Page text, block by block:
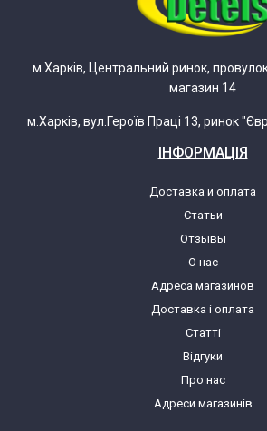
м.Харків, Центральний ринок, провулок
магазин 14
м.Харків, вул.Героїв Праці 13, ринок
ІНФОРМАЦІЯ
Доставка и оплата
Статьи
Отзывы
О нас
Адреса магазинов
Доставка і оплата
Статті
Відгуки
Про нас
Адреси магазинів